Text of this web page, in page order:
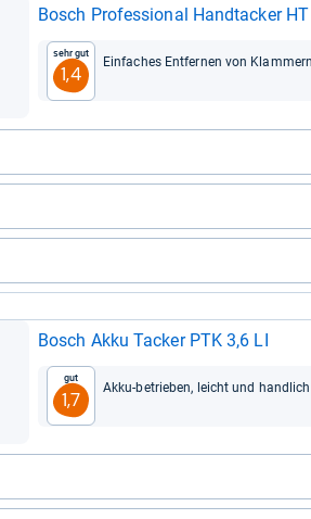
Bosch Pro­fes­sio­nal Hand­ta­cker
Sehr gut
1,4
Ein­fa­ches Ent­fer­nen von Klam­mern
Bosch Akku Tacker PTK 3,6 LI
Gut
1,7
Akku-​betrie­ben, leicht und hand­lich